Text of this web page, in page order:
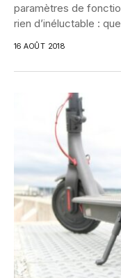
paramètres de
rien d’inéluctable :
16 AOÛT 2018